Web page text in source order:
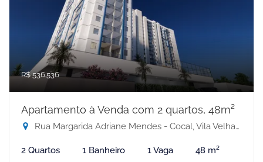
R$ 536.536
Apartamento à Venda com 2 quartos, 48m²
Rua Margarida Adriane Mendes - Cocal, Vila Velha-ES
2 Quartos 1 Banheiro 1 Vaga 48 m²